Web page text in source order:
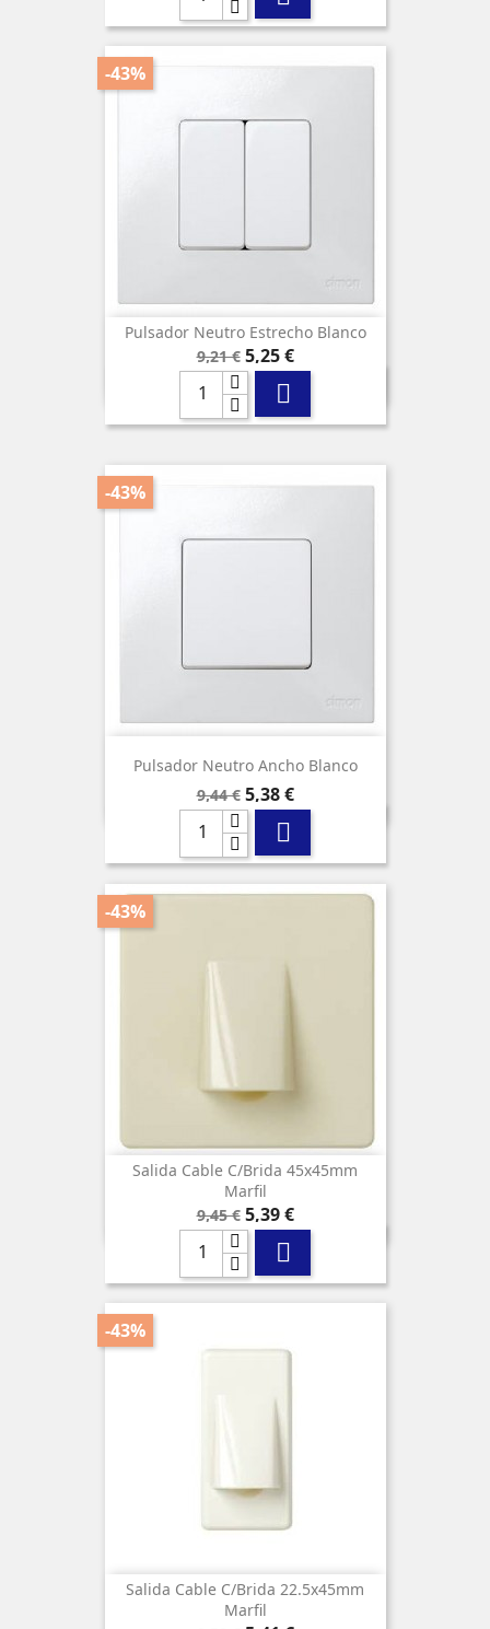
Pulsador Neutro Estrecho Blanco
Precio
base
9,21 €
-43%
Precio
5,25 €

Pulsador Neutro Ancho Blanco
Precio
base
9,44 €
-43%
Precio
5,38 €

Salida Cable C/brida 45x45mm
Marfil
Precio
base
9,45 €
-43%
Precio
5,39 €

Salida Cable C/brida 22.5x45mm
Marfil
-43%